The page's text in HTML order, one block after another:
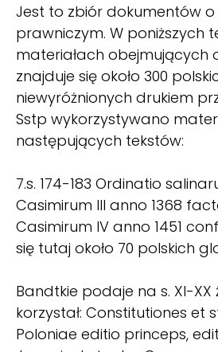
Jest to zbiór dokumentów
prawniczym. W poniższych
materiałach obejmujących
znajduje się około 300
niewyróżnionych drukiem
Sstp wykorzystywano
następujących tekstów:
7.s. 174-183 Ordinatio
Casimirum III anno 1368
Casimirum IV anno 1451
się tutaj około 70 polskich
Bandtkie podaje na s. XI-XX
korzystał: Constitutiones et
Poloniae editio princeps,